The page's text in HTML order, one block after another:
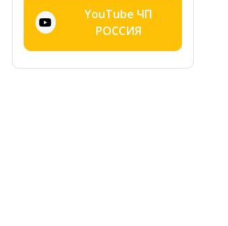
YouTube ЧП
РОССИЯ